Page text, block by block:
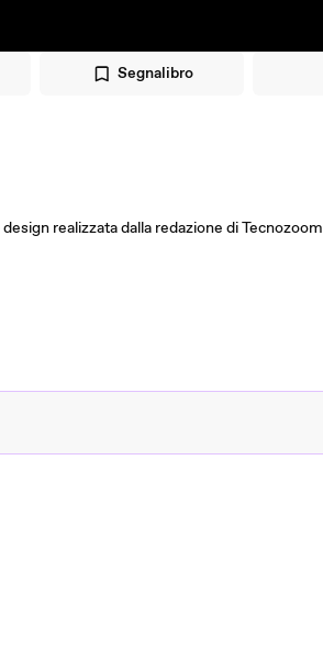
Segnalibro
realizzata dalla redazione di Tecnozoom